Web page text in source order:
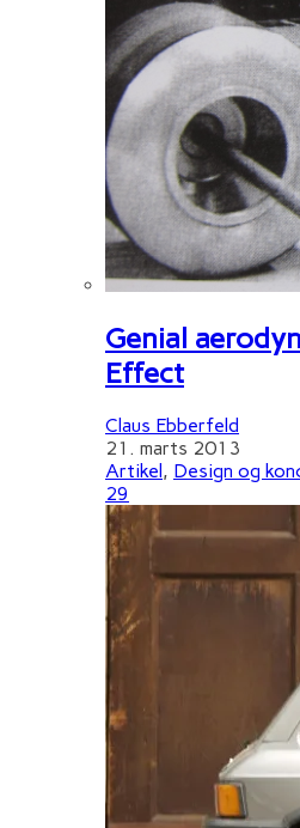
Genial
Effect
Claus Ebberfeld
21. marts 2013
Artikel, Design og
29